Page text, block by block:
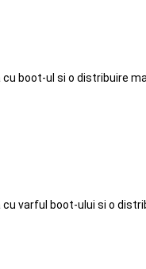
boot-ul si o distribuire
varful boot-ului si o